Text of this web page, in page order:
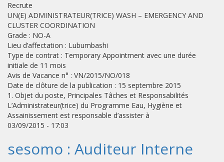
Recrute
UN(E) ADMINISTRATEUR(TRICE) WASH – EMERGENCY AND
CLUSTER COORDINATION
Grade : NO-A
Lieu d’affectation : Lubumbashi
Type de contrat : Temporary Appointment avec une durée
initiale de 11 mois
Avis de Vacance n° : VN/2015/NO/018
Date de clôture de la publication : 15 septembre 2015
1. Objet du poste, Principales Tâches et Responsabilités
L’Administrateur(trice) du Programme Eau, Hygiène et
Assainissement est responsable d’assister à
03/09/2015 - 17:03
sesomo : Auditeur Interne